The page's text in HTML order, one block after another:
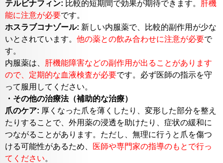
テルビナフィン: 比較的短期間で効果が期待できます。
肝機
能に注意が必要です。
ホスラブコナゾール: 新しい内服薬で、比較的副作用が少な
いとされています。 他の薬との飲み合わせに注意が必要で
す。
内服薬は、
肝機能障害などの副作用が出ることがあります
ので、定期的な血液検査が必要です。必ず医師の指示を守
って服用してください。
・その他の治療法（補助的な治療）
爪のケア: 厚くなった爪を薄くしたり、変形した部分を整え
たりすることで、外用薬の浸透を助けたり、症状の緩和に
つながることがあります。ただし、無理に行うと爪を傷つ
ける可能性があるため、
医師や専門家の指導のもとで行っ
てください。